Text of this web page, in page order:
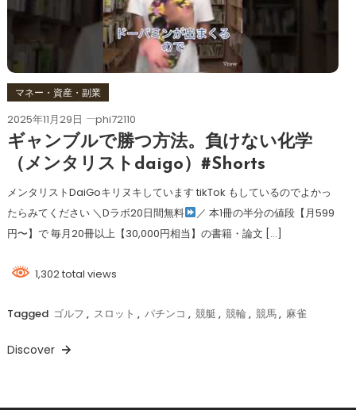
マネー・資産・副業
2025年11月29日 phi72110
ギャンブルで勝つ方法。負けない化学
（メンタリストdaigo）#Shorts
メンタリストDaiGoキリヌキしています tikTok もしているのでよかっ
たらみてください ＼Dラボ20日間無料
／ 本1冊の半分の値段【月599
円〜】で 毎月20冊以上【30,000円相当】の書籍・論文 […]
1,302 total views
Tagged ゴルフ , スロット , パチンコ , 競艇 , 競輪, 競馬, 麻雀
Discover